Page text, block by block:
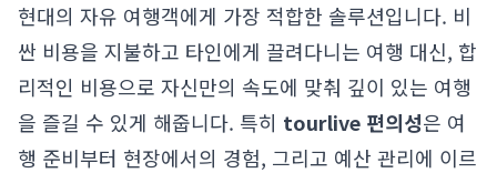
현대의 자유 여행객에게 가장 적합한 솔루션입니다. 비
싼 비용을 지불하고 타인에게 끌려다니는 여행 대신, 합
리적인 비용으로 자신만의 속도에 맞춰 깊이 있는 여행
을 즐길 수 있게 해줍니다. 특히 tourlive 편의성은 여
행 준비부터 현장에서의 경험, 그리고 예산 관리에 이르